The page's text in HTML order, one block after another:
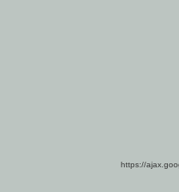
https://